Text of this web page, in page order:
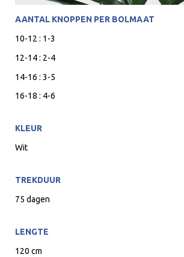
AANTAL KNOPPEN PER BOLMAAT
10-12 : 1-3
12-14 : 2-4
14-16 : 3-5
16-18 : 4-6
KLEUR
Wit
TREKDUUR
75 dagen
LENGTE
120 cm